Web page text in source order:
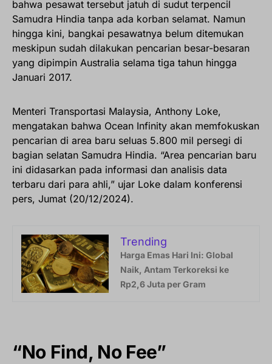
bahwa pesawat tersebut jatuh di sudut terpencil
Samudra Hindia tanpa ada korban selamat. Namun
hingga kini, bangkai pesawatnya belum ditemukan
meskipun sudah dilakukan pencarian besar-besaran
yang dipimpin Australia selama tiga tahun hingga
Januari 2017.
Menteri Transportasi Malaysia, Anthony Loke,
mengatakan bahwa Ocean Infinity akan memfokuskan
pencarian di area baru seluas 5.800 mil persegi di
bagian selatan Samudra Hindia. “Area pencarian baru
ini didasarkan pada informasi dan analisis data
terbaru dari para ahli,” ujar Loke dalam konferensi
pers, Jumat (20/12/2024).
Trending
Harga Emas Hari Ini: Global
Naik, Antam Terkoreksi ke
Rp2,6 Juta per Gram
“No Find, No Fee”